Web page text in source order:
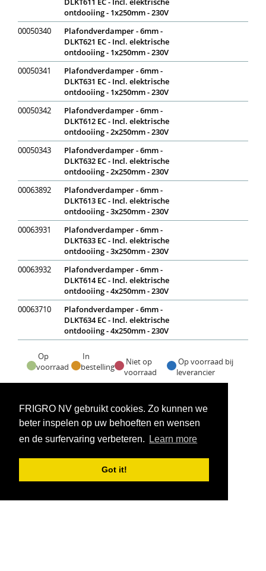
FRIGRO NV gebruikt cookies. Zo kunnen we
beter inspelen op uw behoeften en wensen
en de surfervaring verbeteren.
Learn more
Got it!
ontdooiing - 1x250mm - 230V
00050340
Plafondverdamper - 6mm -
DLKT621 EC - Incl. elektrische
ontdooiing - 1x250mm - 230V
00050341
Plafondverdamper - 6mm -
DLKT631 EC - Incl. elektrische
ontdooiing - 1x250mm - 230V
00050342
Plafondverdamper - 6mm -
DLKT612 EC - Incl. elektrische
ontdooiing - 2x250mm - 230V
00050343
Plafondverdamper - 6mm -
DLKT632 EC - Incl. elektrische
ontdooiing - 2x250mm - 230V
00063892
Plafondverdamper - 6mm -
DLKT613 EC - Incl. elektrische
ontdooiing - 3x250mm - 230V
00063931
Plafondverdamper - 6mm -
DLKT633 EC - Incl. elektrische
ontdooiing - 3x250mm - 230V
00063932
Plafondverdamper - 6mm -
DLKT614 EC - Incl. elektrische
ontdooiing - 4x250mm - 230V
00063710
Plafondverdamper - 6mm -
DLKT634 EC - Incl. elektrische
ontdooiing - 4x250mm - 230V
Op
voorraad
In
bestelling
Niet op
voorraad
Op voorraad bij
leverancier